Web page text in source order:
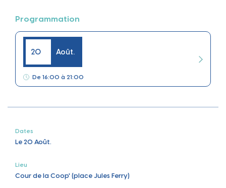
Programmation
20 Août.
De 16:00 à 21:00
Jeudi 20 août
Dates
Le 20 Août.
Lieu
Cour de la Coop' (place Jules Ferry)